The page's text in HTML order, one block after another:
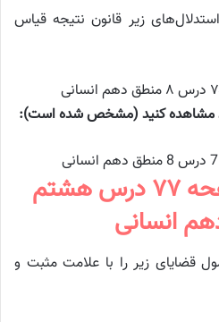
زیر قانون نتیجه قیاس
مشاهده کنید (مشخص شده است):
جواب تمرین صفحه ۷۷ درس هشتم
انسانی
قضایای زیر را با علامت مثبت و